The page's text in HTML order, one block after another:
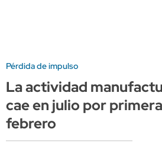
Pérdida de impulso
La actividad
cae en julio por
febrero